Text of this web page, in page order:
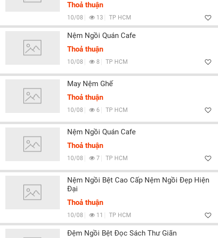
Thoả thuận
10/08 13 TP HCM
Nệm Ngồi Quán Cafe
Thoả thuận
10/08 8 TP HCM
May Nệm Ghế
Thoả thuận
10/08 6 TP HCM
Nệm Ngồi Quán Cafe
Thoả thuận
10/08 7 TP HCM
Nệm Ngồi Bệt Cao Cấp Nệm Ngồi Đẹp Hiện
Đại
Thoả thuận
10/08 11 TP HCM
Đệm Ngồi Bệt Đọc Sách Thư Giãn